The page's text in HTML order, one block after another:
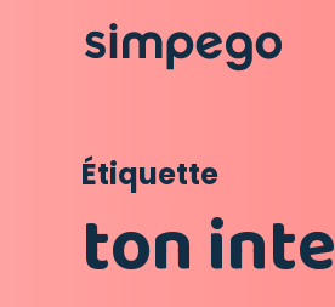
Étiquette
ton